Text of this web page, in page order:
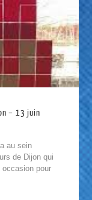
– 13 juin
au sein
de Dijon qui
pour